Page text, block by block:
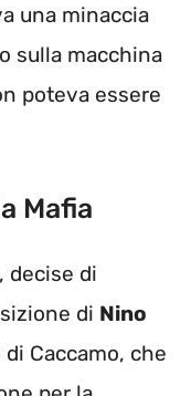
una minaccia
sulla macchina
poteva essere
Mafia
decise di
di Nino
Caccamo, che